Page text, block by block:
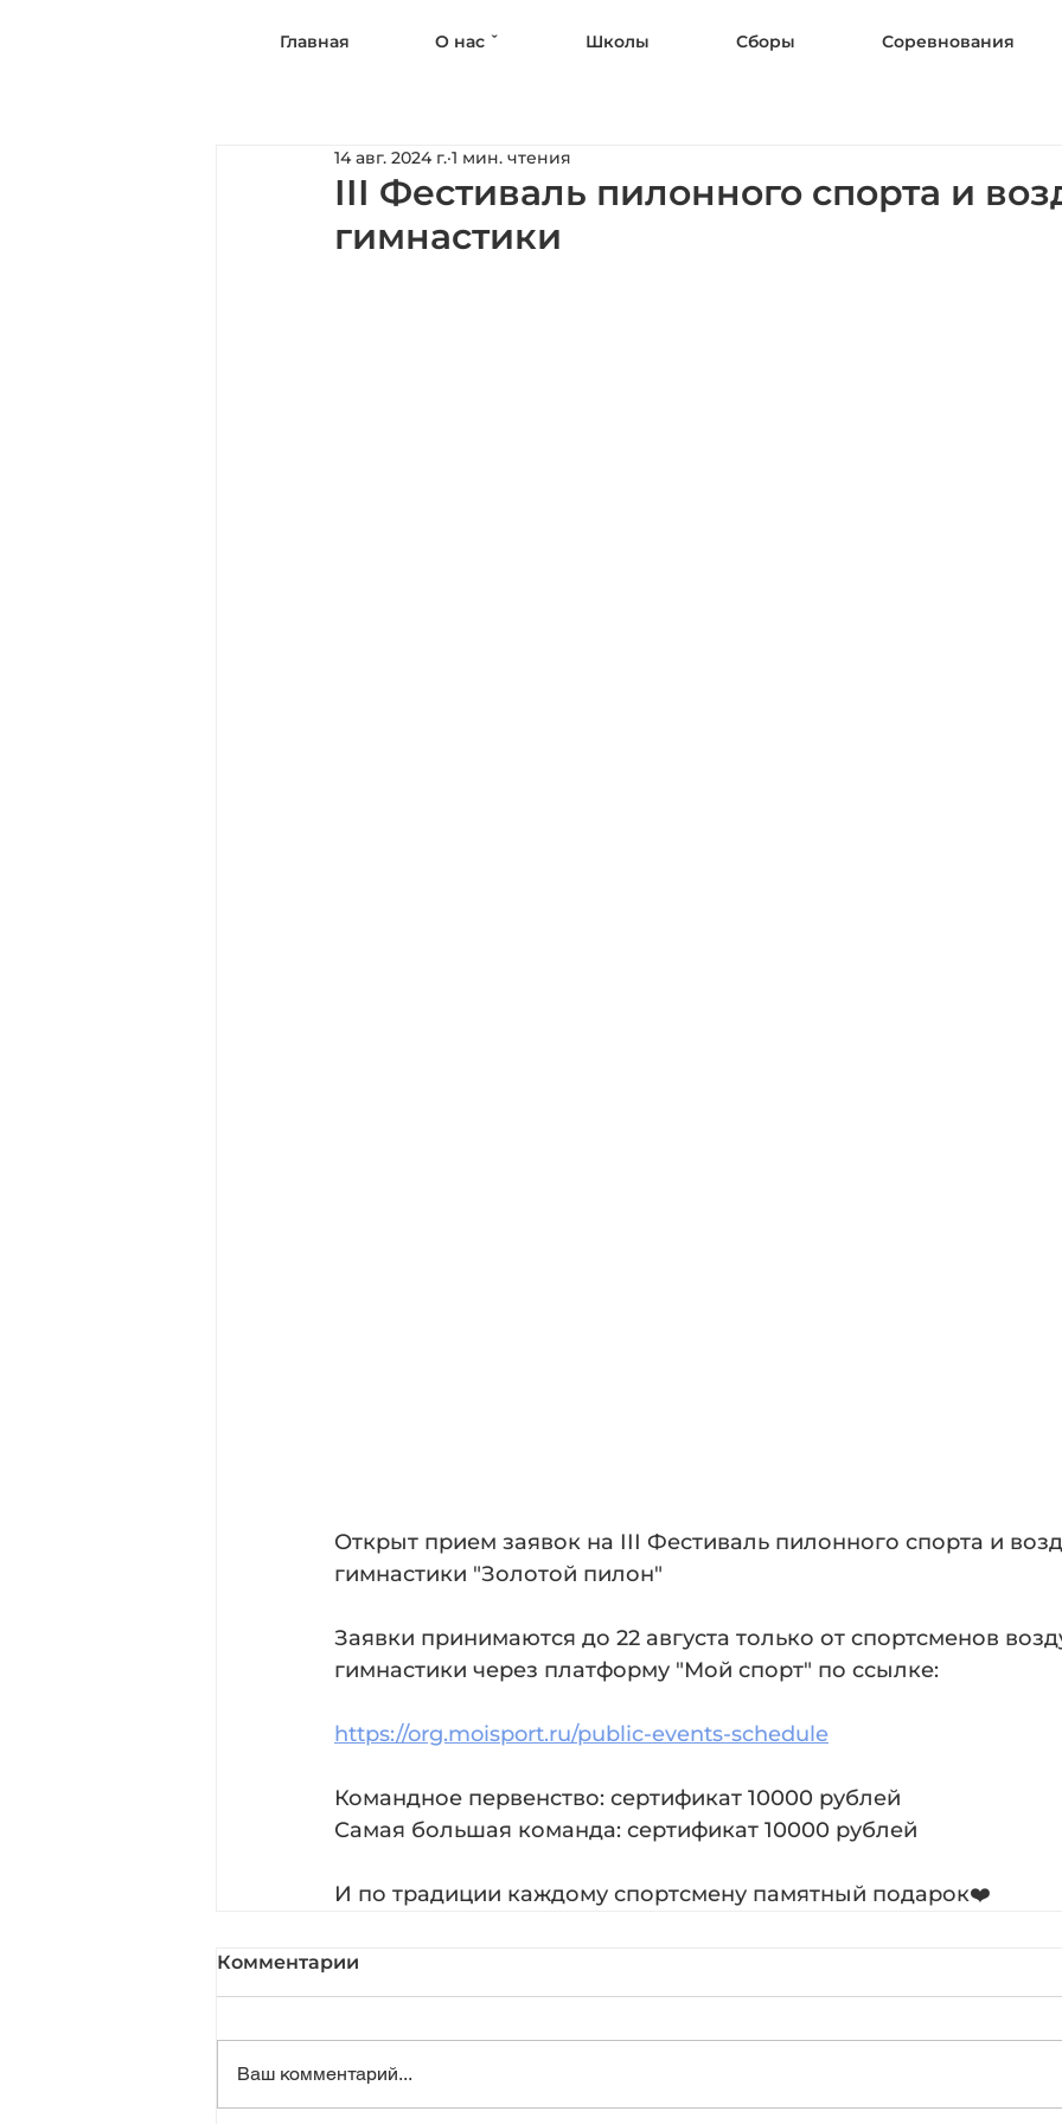
Главная О нас ˇ Школы Сборы Соревнования
III Фестиваль пилонного спорта и
гимнастики
14 авг. 2024 г. 1 мин. чтения
Открыт прием заявок на III Фестиваль пилонного спорта и
гимнастики "Золотой пилон"
Заявки принимаются до 22 августа только от спортсменов
гимнастики через платформу "Мой спорт" по ссылке:
https://org.moisport.ru/public-events-schedule
Командное первенство: сертификат 10000 рублей
Самая большая команда: сертификат 10000 рублей
И по традиции каждому спортсмену памятный подарок❤️
Комментарии
Ваш комментарий...